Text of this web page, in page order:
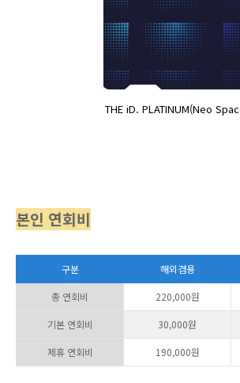
THE iD. PLATINUM(Neo
본인 연회비
구분 해외겸용
총 연회비 220,000원
기본 연회비 30,000원
제휴 연회비 190,000원